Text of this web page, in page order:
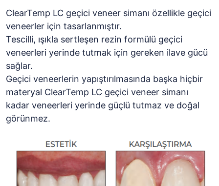
ClearTemp LC geçici veneer simanı özellikle geçici
veneerler için tasarlanmıştır.
Tescilli, ışıkla sertleşen rezin formülü geçici
veneerleri yerinde tutmak için gereken ilave gücü
sağlar.
Geçici veneerlerin yapıştırılmasında başka hiçbir
materyal ClearTemp LC geçici veneer simanı
kadar veneerleri yerinde güçlü tutmaz ve doğal
görünmez.